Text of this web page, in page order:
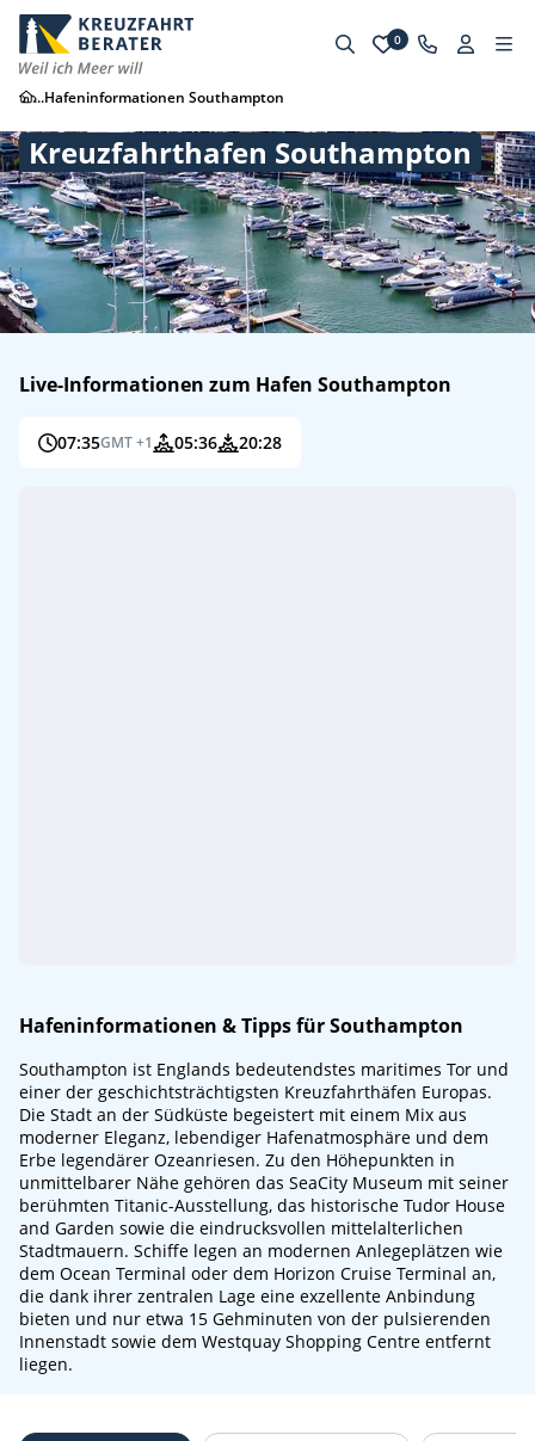
0
...Hafeninformationen Southampton
Kreuzfahrthafen Southampton
Live-Informationen zum Hafen Southampton
07:35GMT +1 05:36 20:28
Hafeninformationen & Tipps für Southampton
Southampton ist Englands bedeutendstes maritimes Tor und
einer der geschichtsträchtigsten Kreuzfahrthäfen Europas.
Die Stadt an der Südküste begeistert mit einem Mix aus
moderner Eleganz, lebendiger Hafenatmosphäre und dem
Erbe legendärer Ozeanriesen. Zu den Höhepunkten in
unmittelbarer Nähe gehören das SeaCity Museum mit seiner
berühmten Titanic-Ausstellung, das historische Tudor House
and Garden sowie die eindrucksvollen mittelalterlichen
Stadtmauern. Schiffe legen an modernen Anlegeplätzen wie
dem Ocean Terminal oder dem Horizon Cruise Terminal an,
die dank ihrer zentralen Lage eine exzellente Anbindung
bieten und nur etwa 15 Gehminuten von der pulsierenden
Innenstadt sowie dem Westquay Shopping Centre entfernt
liegen.